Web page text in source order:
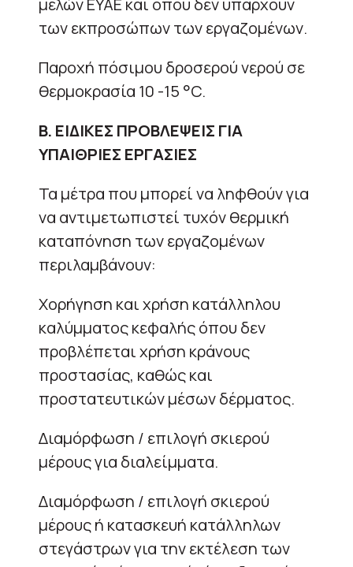
μελών ΕΥΑΕ και όπου δεν υπάρχουν
των εκπροσώπων των εργαζομένων.
Παροχή πόσιμου δροσερού νερού σε
θερμοκρασία 10 -15 °C.
B. ΕΙΔΙΚΕΣ ΠΡΟΒΛΕΨΕΙΣ ΓΙΑ
ΥΠΑΙΘΡΙΕΣ ΕΡΓΑΣΙΕΣ
Τα μέτρα που μπορεί να ληφθούν για
να αντιμετωπιστεί τυχόν θερμική
καταπόνηση των εργαζομένων
περιλαμβάνουν:
Χορήγηση και χρήση κατάλληλου
καλύμματος κεφαλής όπου δεν
προβλέπεται χρήση κράνους
προστασίας, καθώς και
προστατευτικών μέσων δέρματος.
Διαμόρφωση / επιλογή σκιερού
μέρους για διαλείμματα.
Διαμόρφωση / επιλογή σκιερού
μέρους ή κατασκευή κατάλληλων
στεγάστρων για την εκτέλεση των